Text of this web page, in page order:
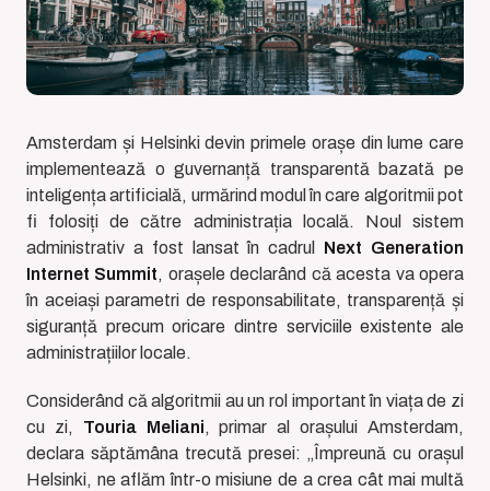
Amsterdam și Helsinki devin primele orașe din lume care
implementează o guvernanță transparentă bazată pe
inteligența artificială, urmărind modul în care algoritmii pot
fi folosiți de către administrația locală. Noul sistem
administrativ a fost lansat în cadrul Next Generation
Internet Summit, orașele declarând că acesta va opera
în aceiași parametri de responsabilitate, transparență și
siguranță precum oricare dintre serviciile existente ale
administrațiilor locale.
Considerând că algoritmii au un rol important în viața de zi
cu zi, Touria Meliani, primar al orașului Amsterdam,
declara săptămâna trecută presei: „Împreună cu orașul
Helsinki, ne aflăm într-o misiune de a crea cât mai multă